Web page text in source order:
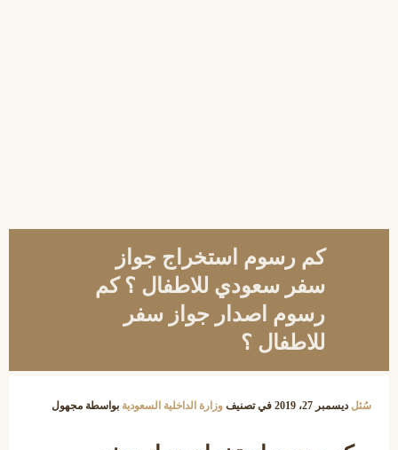
كم رسوم استخراج جواز
سفر سعودي للاطفال ؟ كم
رسوم اصدار جواز سفر
للاطفال ؟
سُئل ديسمبر 27، 2019 في تصنيف وزارة الداخلية السعودية بواسطة مجهول